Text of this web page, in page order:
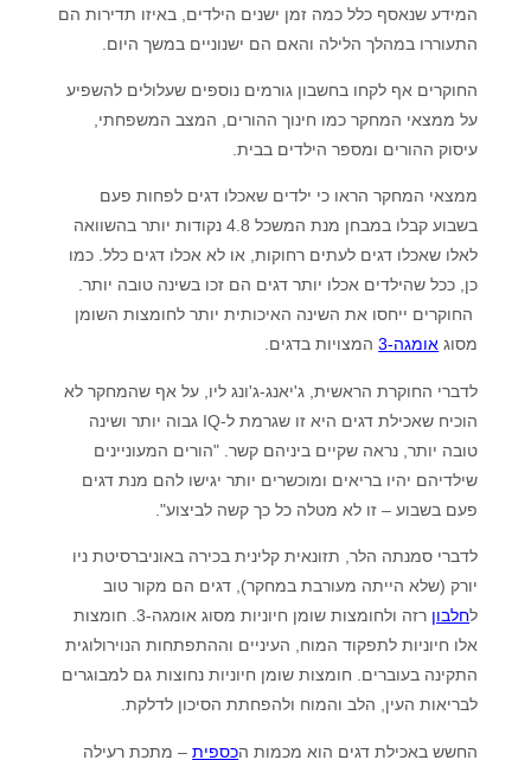
המידע שנאסף כלל כמה זמן ישנים הילדים, באיזו תדירות הם
התעוררו במהלך הלילה והאם הם ישנוניים במשך היום.
החוקרים אף לקחו בחשבון גורמים נוספים שעלולים להשפיע
על ממצאי המחקר כמו חינוך ההורים, המצב המשפחתי,
עיסוק ההורים ומספר הילדים בבית.
ממצאי המחקר הראו כי ילדים שאכלו דגים לפחות פעם
בשבוע קבלו במבחן מנת המשכל 4.8 נקודות יותר בהשוואה
לאלו שאכלו דגים לעתים רחוקות, או לא אכלו דגים כלל. כמו
כן, ככל שהילדים אכלו יותר דגים הם זכו בשינה טובה יותר.
החוקרים ייחסו את השינה האיכותית יותר לחומצות השומן
מסוג אומגה-3 המצויות בדגים.
לדברי החוקרת הראשית, ג'יאנג-ג'ונג ליו, על אף שהמחקר לא
הוכיח שאכילת דגים היא זו שגרמת ל-IQ גבוה יותר ושינה
טובה יותר, נראה שקיים ביניהם קשר. "הורים המעוניינים
שילדיהם יהיו בריאים ומוכשרים יותר יגישו להם מנת דגים
פעם בשבוע – זו לא מטלה כל כך קשה לביצוע".
לדברי סמנתה הלר, תזונאית קלינית בכירה באוניברסיטת ניו
יורק (שלא הייתה מעורבת במחקר), דגים הם מקור טוב
לחלבון
רזה ולחומצות שומן חיוניות מסוג אומגה-3. חומצות
אלו חיוניות לתפקוד המוח, העיניים וההתפתחות הנוירולוגית
התקינה בעוברים. חומצות שומן חיוניות נחוצות גם למבוגרים
לבריאות העין, הלב והמוח ולהפחתת הסיכון לדלקת.
החשש באכילת דגים הוא מכמות הכספית– מתכת רעילה